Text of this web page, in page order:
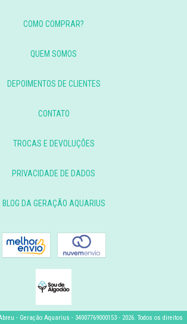
COMO COMPRAR?
QUEM SOMOS
DEPOIMENTOS DE CLIENTES
CONTATO
TROCAS E DEVOLUÇÕES
PRIVACIDADE DE DADOS
BLOG DA GERAÇÃO AQUARIUS
- Geração Aquarius - 34007769000153 - 2026. Todos os direitos